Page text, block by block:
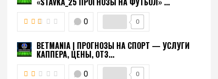
0 0
BETMANIA | ПРОГНОЗЫ НА СПОРТ — УСЛУГИ
КАППЕРА, ЦЕНЫ, ОТЗ...
0 0